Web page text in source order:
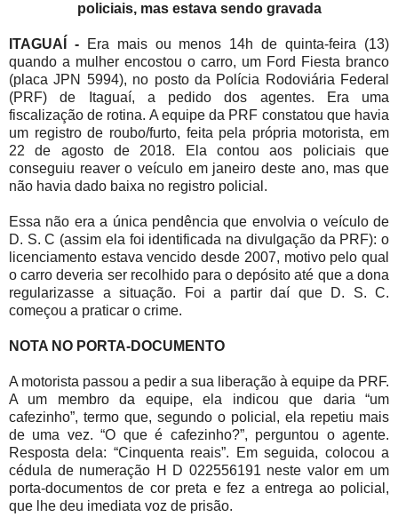
policiais, mas estava sendo gravada
ITAGUAÍ -
Era mais ou menos 14h de quinta-feira (13)
quando a mulher encostou o carro, um Ford Fiesta branco
(placa JPN 5994), no posto da Polícia Rodoviária Federal
(PRF) de Itaguaí, a pedido dos agentes. Era uma
fiscalização de rotina. A equipe da PRF constatou que havia
um registro de roubo/furto, feita pela própria motorista, em
22 de agosto de 2018. Ela contou aos policiais que
conseguiu reaver o veículo em janeiro deste ano, mas que
não havia dado baixa no registro policial.
Essa não era a única pendência que envolvia o veículo de
D. S. C (assim ela foi identificada na divulgação da PRF): o
licenciamento estava vencido desde 2007, motivo pelo qual
o carro deveria ser recolhido para o depósito até que a dona
regularizasse a situação. Foi a partir daí que D. S. C.
começou a praticar o crime.
NOTA NO PORTA-DOCUMENTO
A motorista passou a pedir a sua liberação à equipe da PRF.
A um membro da equipe, ela indicou que daria “um
cafezinho”, termo que, segundo o policial, ela repetiu mais
de uma vez. “O que é cafezinho?”, perguntou o agente.
Resposta dela: “Cinquenta reais”. Em seguida, colocou a
cédula de numeração H D 022556191 neste valor em um
porta-documentos de cor preta e fez a entrega ao policial,
que lhe deu imediata voz de prisão.